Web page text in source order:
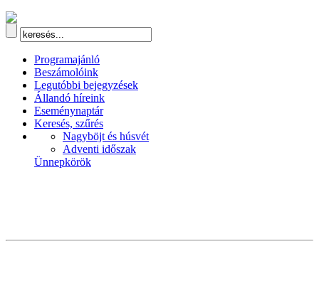
Programajánló
Beszámolóink
Legutóbbi bejegyzések
Állandó híreink
Eseménynaptár
Keresés, szűrés
Nagyböjt és húsvét
Adventi időszak
Ünnepkörök